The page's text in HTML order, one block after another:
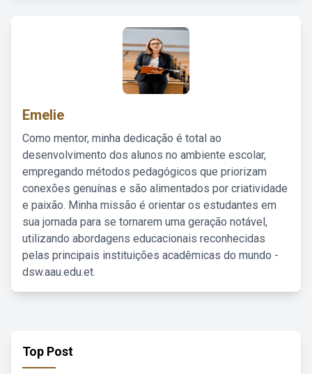
Emelie
Como mentor, minha dedicação é total ao
desenvolvimento dos alunos no ambiente escolar,
empregando métodos pedagógicos que priorizam
conexões genuínas e são alimentados por criatividade
e paixão. Minha missão é orientar os estudantes em
sua jornada para se tornarem uma geração notável,
utilizando abordagens educacionais reconhecidas
pelas principais instituições acadêmicas do mundo -
dsw.aau.edu.et.
Top Post